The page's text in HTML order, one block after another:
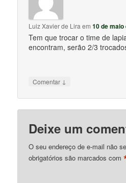
Luiz Xavier de Lira em10 de
Tem que trocar o time de
encontram, serão 2/3
Comentar ↓
Deixe um
O seu endereço de e-mail não
obrigatórios são marcados com